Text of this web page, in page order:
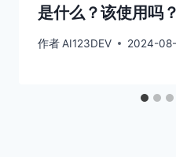
是什么？该使用吗
作者AI123DEV 2024-